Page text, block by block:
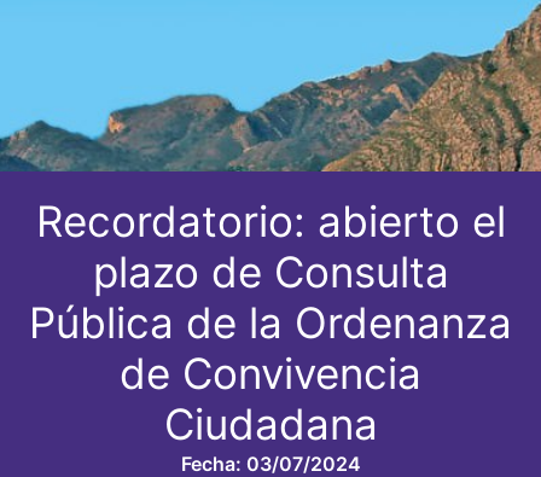
Recordatorio: abierto el
plazo de Consulta
Pública de la Ordenanza
de Convivencia
Ciudadana
Fecha: 03/07/2024